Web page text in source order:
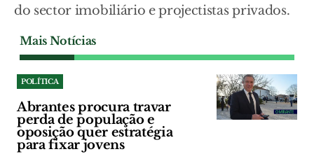
do sector imobiliário e projectistas privados.
Mais Notícias
POLÍTICA
Abrantes procura travar
perda de população e
oposição quer estratégia
para fixar jovens